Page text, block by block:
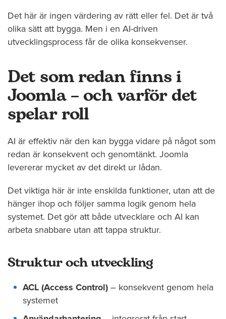
Det här är ingen värdering av rätt eller fel. Det är två
olika sätt att bygga. Men i en AI-driven
utvecklingsprocess får de olika konsekvenser.
Det som redan finns i
Joomla – och varför det
spelar roll
AI är effektiv när den kan bygga vidare på något som
redan är konsekvent och genomtänkt. Joomla
levererar mycket av det direkt ur lådan.
Det viktiga här är inte enskilda funktioner, utan att de
hänger ihop och följer samma logik genom hela
systemet. Det gör att både utvecklare och AI kan
arbeta snabbare utan att tappa struktur.
Struktur och utveckling
ACL (Access Control) – konsekvent genom hela
systemet